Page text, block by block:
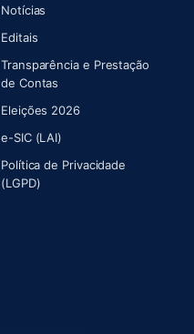
Notícias
Editais
Transparência e Prestação
de Contas
Eleições 2026
e-SIC (LAI)
Política de Privacidade
(LGPD)